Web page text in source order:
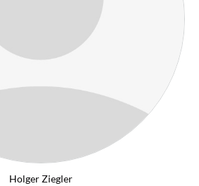
Holger Ziegler